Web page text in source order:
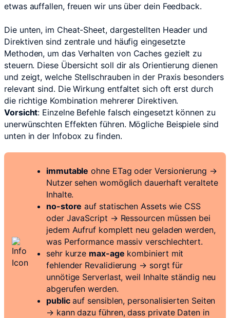
etwas auffallen, freuen wir uns über dein Feedback.
Die unten, im Cheat-Sheet, dargestellten Header und
Direktiven sind zentrale und häufig eingesetzte
Methoden, um das Verhalten von Caches gezielt zu
steuern. Diese Übersicht soll dir als Orientierung dienen
und zeigt, welche Stellschrauben in der Praxis besonders
relevant sind. Die Wirkung entfaltet sich oft erst durch
die richtige Kombination mehrerer Direktiven.
Vorsicht: Einzelne Befehle falsch eingesetzt können zu
unerwünschten Effekten führen. Mögliche Beispiele sind
unten in der Infobox zu finden.
immutable ohne ETag oder Versionierung →
Nutzer sehen womöglich dauerhaft veraltete
Inhalte.
no-store auf statischen Assets wie CSS
oder JavaScript → Ressourcen müssen bei
jedem Aufruf komplett neu geladen werden,
was Performance massiv verschlechtert.
sehr kurze max-age kombiniert mit
fehlender Revalidierung → sorgt für
unnötige Serverlast, weil Inhalte ständig neu
abgerufen werden.
publicauf sensiblen, personalisierten Seiten
→ kann dazu führen, dass private Daten in